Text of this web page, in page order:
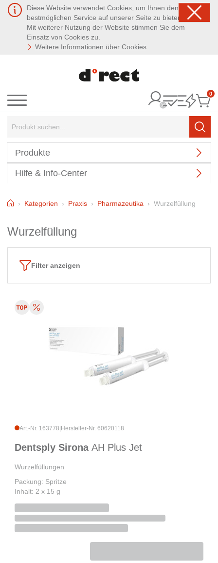
Diese Website verwendet Cookies, um Ihnen den
bestmöglichen Service auf unserer Seite zu bieten.
Mit weiterer Nutzung der Website stimmen Sie dem
Einsatz von Cookies zu.
Weitere Informationen über Cookies
Menü
0
Produkte
Hilfe & Info-Center
HomeKategorien Praxis Pharmazeutika Wurzelfüllung
Wurzelfüllung
Filter anzeigen
Art.-Nr. 163778 Hersteller-Nr. 60620118
Dentsply Sirona AH Plus Jet
Wurzelfüllungen
Packung: Spritze
Inhalt: 2 x 15 g